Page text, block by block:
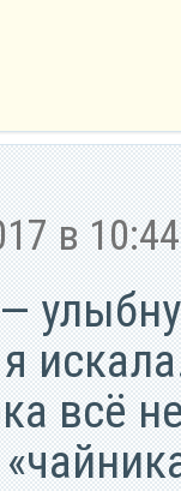
в 10:44
всё